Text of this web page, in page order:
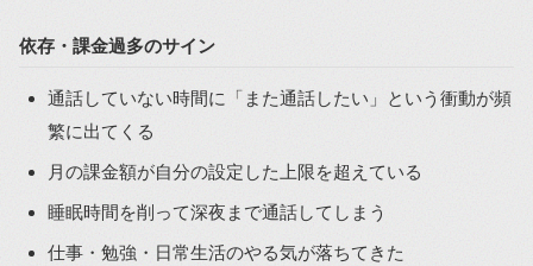
依存・課金過多のサイン
通話していない時間に「また通話したい」という衝動が頻
繁に出てくる
月の課金額が自分の設定した上限を超えている
睡眠時間を削って深夜まで通話してしまう
仕事・勉強・日常生活のやる気が落ちてきた